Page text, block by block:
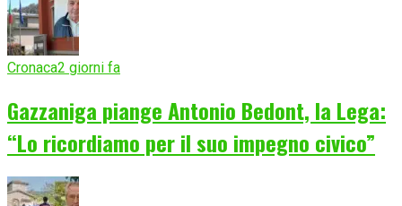
Cronaca2 giorni fa
Gazzaniga piange Antonio Bedont, la Lega:
“Lo ricordiamo per il suo impegno civico”